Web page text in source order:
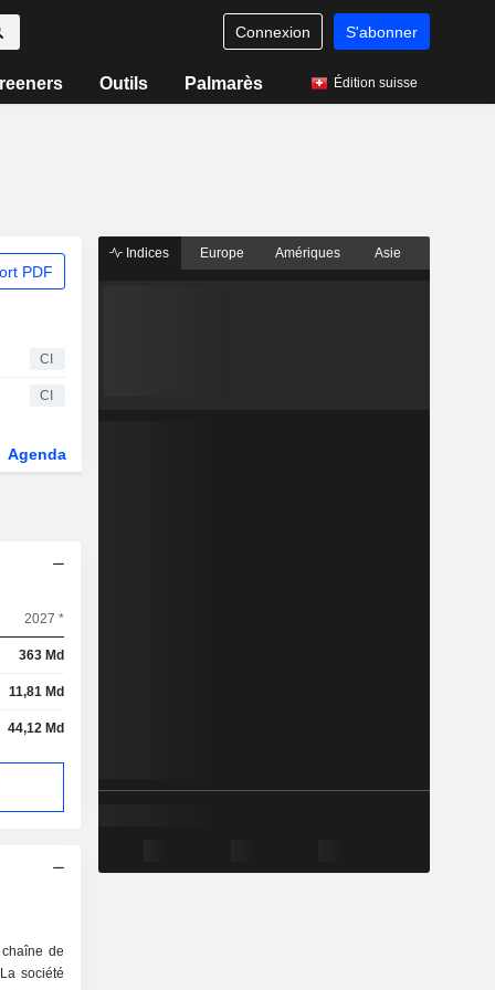
Connexion S'abonner
Outils Palmarès Édition suisse
PDF
CI
CI
Agenda
2027 *
363 Md
11,81 Md
44,12 Md
de
société
Indices Europe Amériques Asie